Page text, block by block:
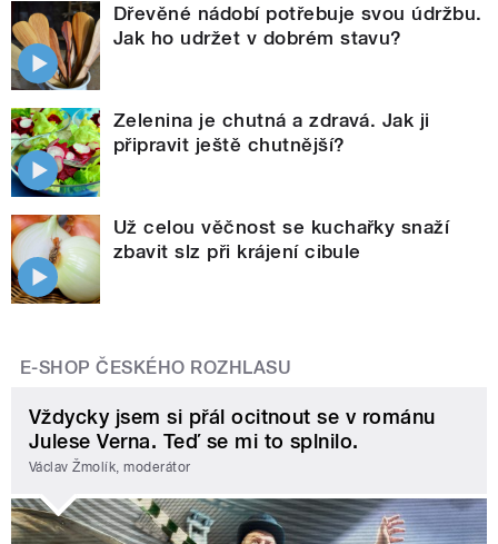
Dřevěné nádobí potřebuje svou údržbu.
Jak ho udržet v dobrém stavu?
Zelenina je chutná a zdravá. Jak ji
připravit ještě chutnější?
Už celou věčnost se kuchařky snaží
zbavit slz při krájení cibule
E-SHOP ČESKÉHO ROZHLASU
Vždycky jsem si přál ocitnout se v románu
Julese Verna. Teď se mi to splnilo.
Václav Žmolík, moderátor